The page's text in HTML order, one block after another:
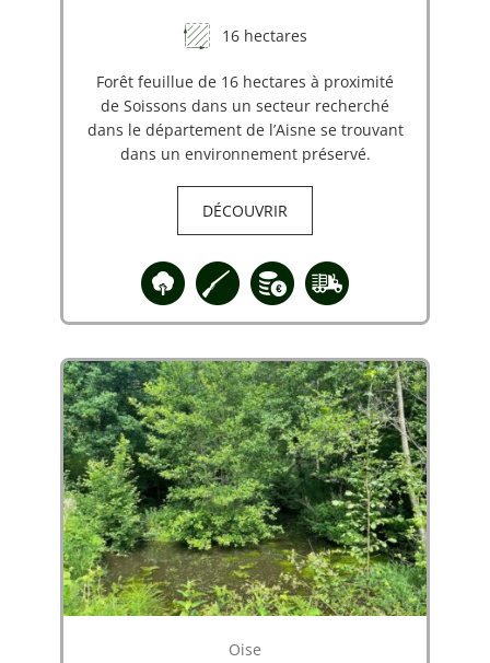
16 hectares
Forêt feuillue de 16 hectares à proximité
de Soissons dans un secteur recherché
dans le département de l’Aisne se trouvant
dans un environnement préservé.
DÉCOUVRIR
Oise